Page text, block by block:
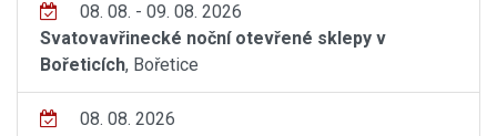
08. 08. - 09. 08. 2026
Svatovavřinecké noční otevřené sklepy v
Bořeticích, Bořetice
08. 08. 2026